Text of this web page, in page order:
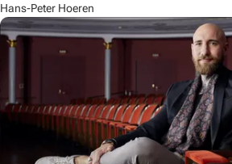
Hans-Peter Hoeren